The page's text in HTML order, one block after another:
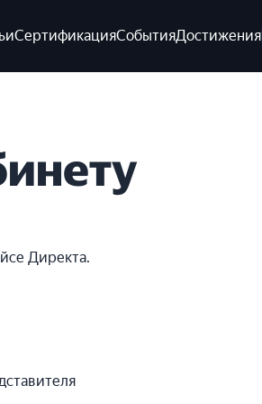
СертификацияСобытияДостижения
Директа.